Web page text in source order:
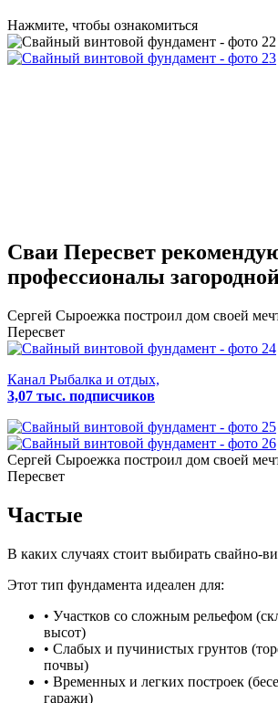
Нажмите, чтобы ознакомиться
Сваи Пересвет
профессионалы
Сергей Сыроежка построил дом своей
Пересвет
Канал Рыбалка и отдых,
3,07 тыс. подписчиков
Сергей Сыроежка построил дом своей
Пересвет
Частые
В каких случаях стоит выбирать свайно-
Этот тип фундамента идеален для:
• Участков со сложным рельефом
высот)
• Слабых и пучинистых грунтов
почвы)
• Временных и легких построек
гаражи)